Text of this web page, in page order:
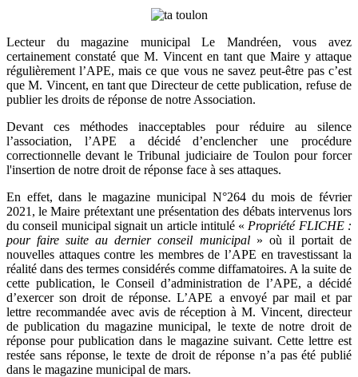
Lecteur du magazine municipal Le Mandréen, vous avez
certainement constaté que M. Vincent en tant que Maire y attaque
régulièrement l’APE, mais ce que vous ne savez peut-être pas c’est
que M. Vincent, en tant que Directeur de cette publication, refuse de
publier les droits de réponse de notre Association.
Devant ces méthodes inacceptables pour réduire au silence
l’association, l’APE a décidé d’enclencher une procédure
correctionnelle devant le Tribunal judiciaire de Toulon pour forcer
l'insertion de notre droit de réponse face à ses attaques.
En effet, dans le magazine municipal N°264 du mois de février
2021, le Maire prétextant une présentation des débats intervenus lors
du conseil municipal signait un article intitulé « Propriété FLICHE :
pour faire suite au dernier conseil municipal» où il portait de
nouvelles attaques contre les membres de l’APE en travestissant la
réalité dans des termes considérés comme diffamatoires. A la suite de
cette publication, le Conseil d’administration de l’APE, a décidé
d’exercer son droit de réponse. L’APE a envoyé par mail et par
lettre recommandée avec avis de réception à M. Vincent, directeur
de publication du magazine municipal, le texte de notre droit de
réponse pour publication dans le magazine suivant. Cette lettre est
restée sans réponse, le texte de droit de réponse n’a pas été publié
dans le magazine municipal de mars.